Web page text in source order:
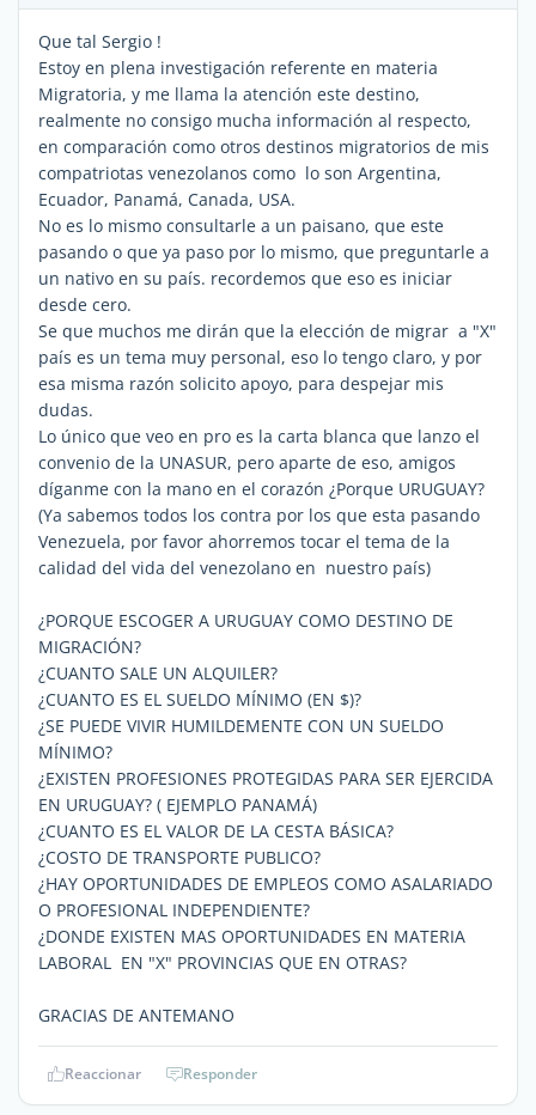
Que tal Sergio !
Estoy en plena investigación referente en materia
Migratoria, y me llama la atención este destino,
realmente no consigo mucha información al respecto,
en comparación como otros destinos migratorios de mis
compatriotas venezolanos como lo son Argentina,
Ecuador, Panamá, Canada, USA.
No es lo mismo consultarle a un paisano, que este
pasando o que ya paso por lo mismo, que preguntarle a
un nativo en su país. recordemos que eso es iniciar
desde cero.
Se que muchos me dirán que la elección de migrar a "X"
país es un tema muy personal, eso lo tengo claro, y por
esa misma razón solicito apoyo, para despejar mis
dudas.
Lo único que veo en pro es la carta blanca que lanzo el
convenio de la UNASUR, pero aparte de eso, amigos
díganme con la mano en el corazón ¿Porque URUGUAY?
(Ya sabemos todos los contra por los que esta pasando
Venezuela, por favor ahorremos tocar el tema de la
calidad del vida del venezolano en nuestro país)
¿PORQUE ESCOGER A URUGUAY COMO DESTINO DE
MIGRACIÓN?
¿CUANTO SALE UN ALQUILER?
¿CUANTO ES EL SUELDO MÍNIMO (EN $)?
¿SE PUEDE VIVIR HUMILDEMENTE CON UN SUELDO
MÍNIMO?
¿EXISTEN PROFESIONES PROTEGIDAS PARA SER EJERCIDA
EN URUGUAY? ( EJEMPLO PANAMÁ)
¿CUANTO ES EL VALOR DE LA CESTA BÁSICA?
¿COSTO DE TRANSPORTE PUBLICO?
¿HAY OPORTUNIDADES DE EMPLEOS COMO ASALARIADO
O PROFESIONAL INDEPENDIENTE?
¿DONDE EXISTEN MAS OPORTUNIDADES EN MATERIA
LABORAL EN "X" PROVINCIAS QUE EN OTRAS?
GRACIAS DE ANTEMANO
Reaccionar Responder